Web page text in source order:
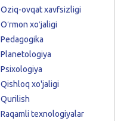
Oziq-ovqat xavfsizligi
Oʻrmon xoʻjaligi
Pedagogika
Planetologiya
Psixologiya
Qishloq xo'jaligi
Qurilish
Raqamli texnologiyalar